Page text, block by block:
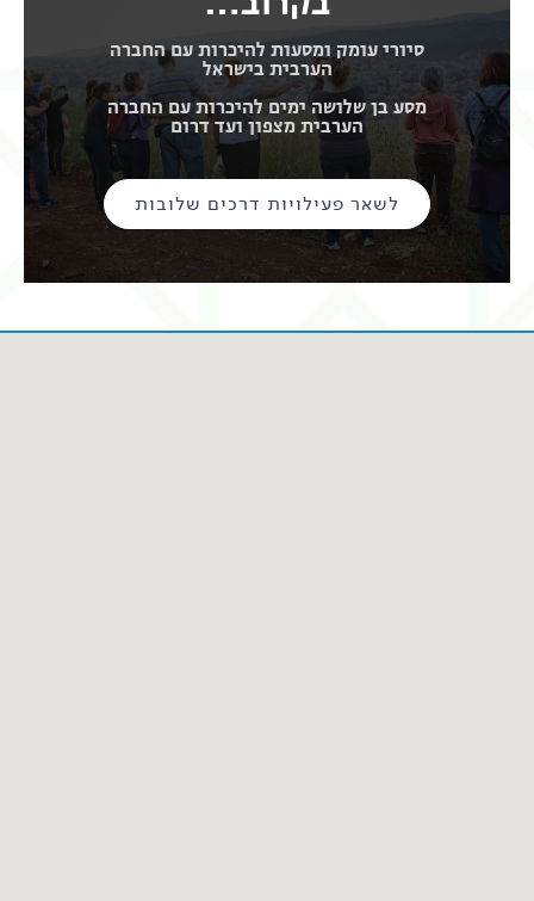
סיורי עומק ומסעות להיכרות עם החברה
הערבית בישראל
מסע בן שלושה ימים להיכרות עם החברה
הערבית מצפון ועד דרום
לשאר פעילויות דרכים שלובות